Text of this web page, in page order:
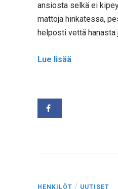
ansiosta selkä ei
mattoja hinkatessa,
helposti vettä hanasta
Lue lisää
HENKILÖT / UUTISET